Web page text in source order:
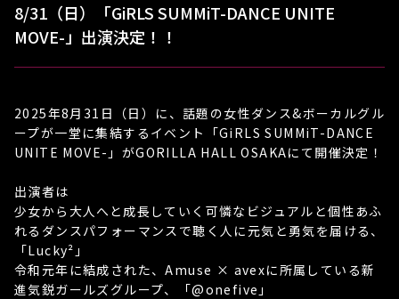
8/31（日）「GiRLS SUMMiT-DANCE UNITE
MOVE-」出演決定！！
2025年8月31日（日）に、話題の女性ダンス&ボーカルグル
ープが一堂に集結するイベント「GiRLS SUMMiT-DANCE
UNITE MOVE-」がGORILLA HALL OSAKAにて開催決定！
出演者は
少女から大人へと成長していく可憐なビジュアルと個性あふ
れるダンスパフォーマンスで聴く人に元気と勇気を届ける、
「Lucky²」
令和元年に結成された、Amuse × avexに所属している新
進気鋭ガールズグループ、「@onefive」